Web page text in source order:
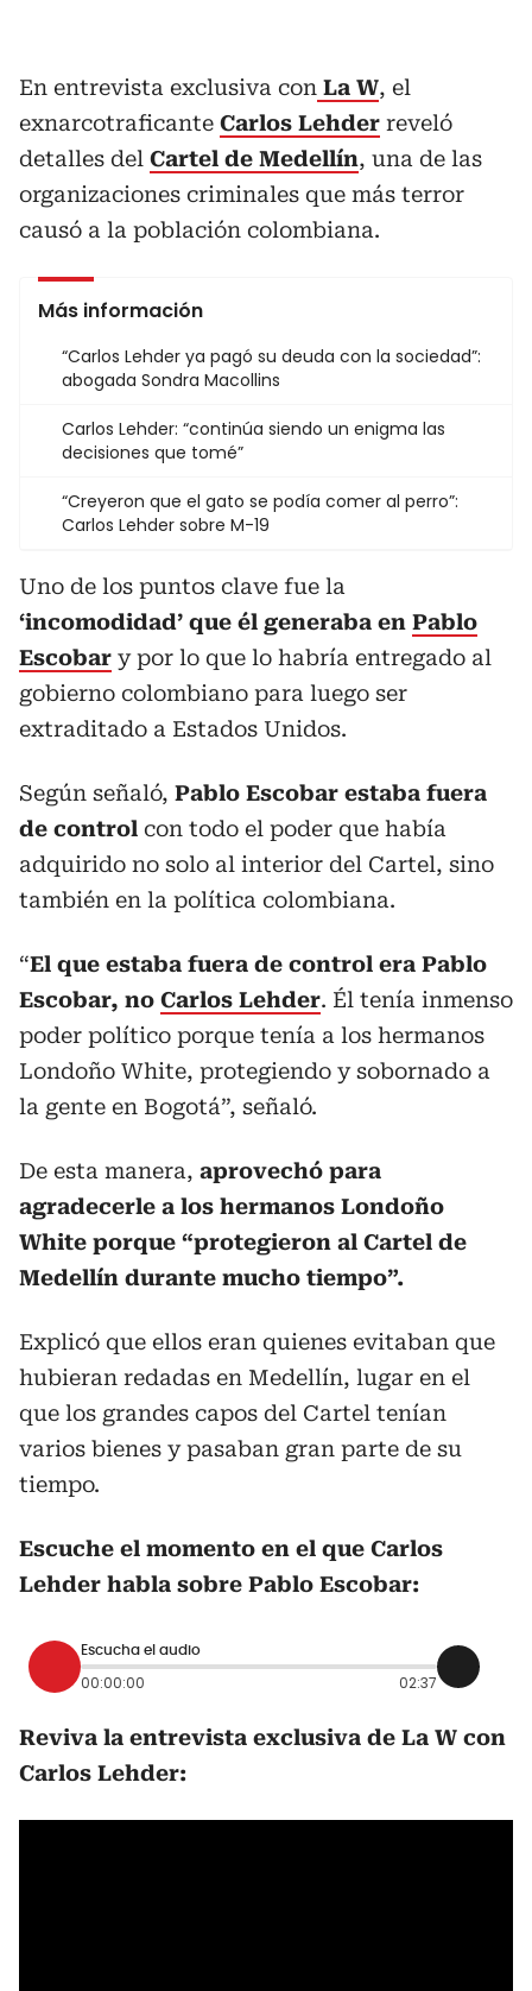
En entrevista exclusiva con La W, el
exnarcotraficante Carlos Lehder reveló
detalles del Cartel de Medellín, una de las
organizaciones criminales que más terror
causó a la población colombiana.
Más información
“Carlos Lehder ya pagó su deuda con la sociedad”:
abogada Sondra Macollins
Carlos Lehder: “continúa siendo un enigma las
decisiones que tomé”
“Creyeron que el gato se podía comer al perro”:
Carlos Lehder sobre M-19
Uno de los puntos clave fue la
‘incomodidad’ que él generaba en Pablo
Escobar y por lo que lo habría entregado al
gobierno colombiano para luego ser
extraditado a Estados Unidos.
Según señaló, Pablo Escobar estaba fuera
de control con todo el poder que había
adquirido no solo al interior del Cartel, sino
también en la política colombiana.
“El que estaba fuera de control era Pablo
Escobar, no Carlos Lehder. Él tenía inmenso
poder político porque tenía a los hermanos
Londoño White, protegiendo y sobornado a
la gente en Bogotá”, señaló.
De esta manera, aprovechó para
agradecerle a los hermanos Londoño
White porque “protegieron al Cartel de
Medellín durante mucho tiempo”.
Explicó que ellos eran quienes evitaban que
hubieran redadas en Medellín, lugar en el
que los grandes capos del Cartel tenían
varios bienes y pasaban gran parte de su
tiempo.
Escuche el momento en el que Carlos
Lehder habla sobre Pablo Escobar:
Escucha el audio
00:00:00 02:37
Reviva la entrevista exclusiva de La W con
Carlos Lehder: